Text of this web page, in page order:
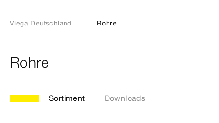
Viega Deutschland ... Rohre
Rohre
Sortiment Downloads